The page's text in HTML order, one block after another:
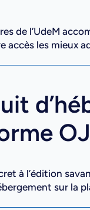
de l’UdeM
les mieux
à l’édition
sur la